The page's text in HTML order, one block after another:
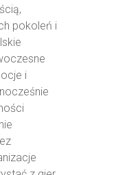
pokoleń i
i